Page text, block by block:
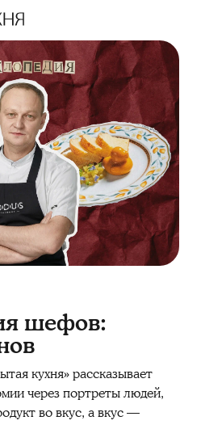
шефов:
кухня» рассказывает
через портреты людей,
во вкус, а вкус —